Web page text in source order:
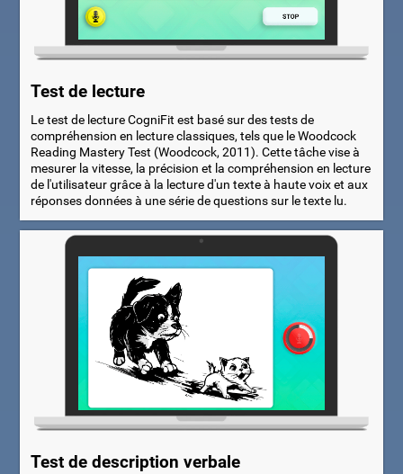
Test de lecture
Le test de lecture CogniFit est basé sur des tests de
compréhension en lecture classiques, tels que le Woodcock
Reading Mastery Test (Woodcock, 2011). Cette tâche vise à
mesurer la vitesse, la précision et la compréhension en lecture
de l'utilisateur grâce à la lecture d'un texte à haute voix et aux
réponses données à une série de questions sur le texte lu.
Test de description verbale